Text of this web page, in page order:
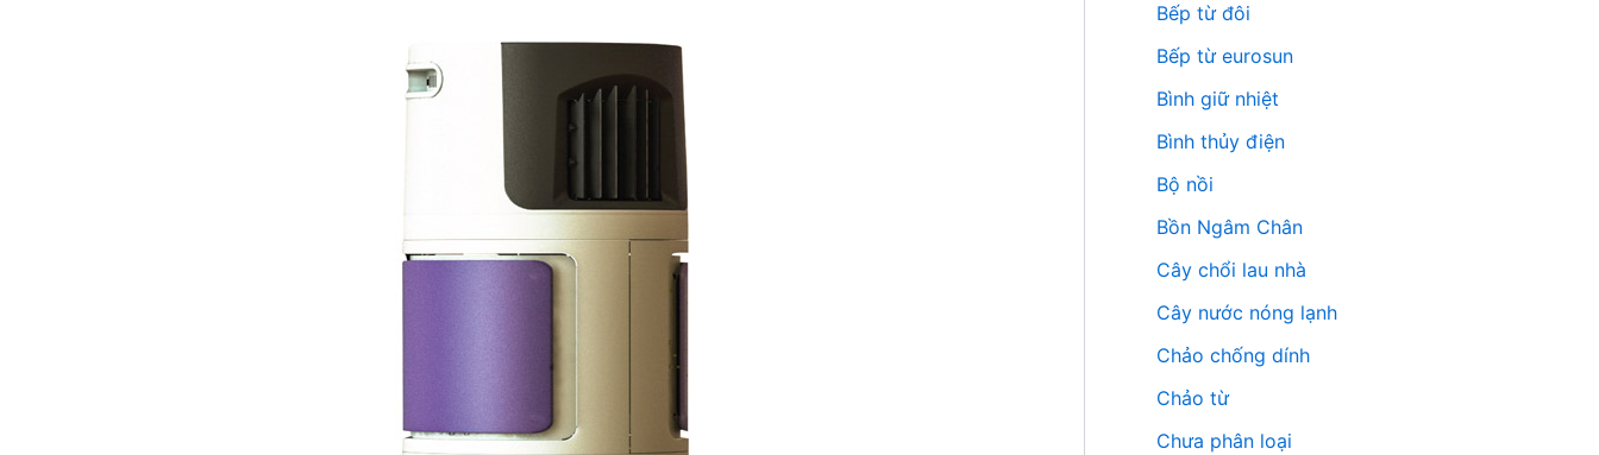
Bếp từ đôi
Bếp từ eurosun
Bình giữ nhiệt
Bình thủy điện
Bộ nồi
Bồn Ngâm Chân
Cây chổi lau nhà
Cây nước nóng lạnh
Chảo chống dính
Chảo từ
Chưa phân loại